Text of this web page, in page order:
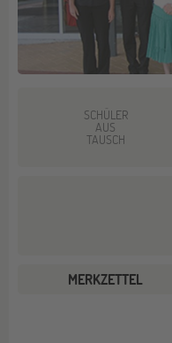
SCHÜLER
AUS
TAUSCH
MERKZETTEL